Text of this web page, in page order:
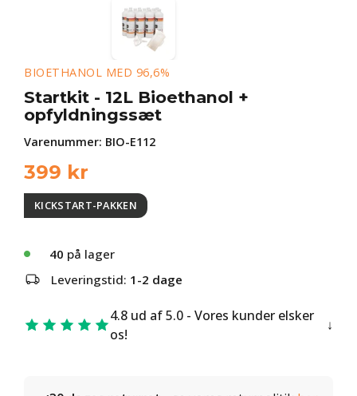
BIOETHANOL MED 96,6%
Startkit - 12L Bioethanol +
opfyldningssæt
Varenummer: BIO-E112
399 kr
KICKSTART-PAKKEN
40 på lager
Leveringstid: 1-2 dage
4.8 ud af 5.0 - Vores kunder elsker
os!